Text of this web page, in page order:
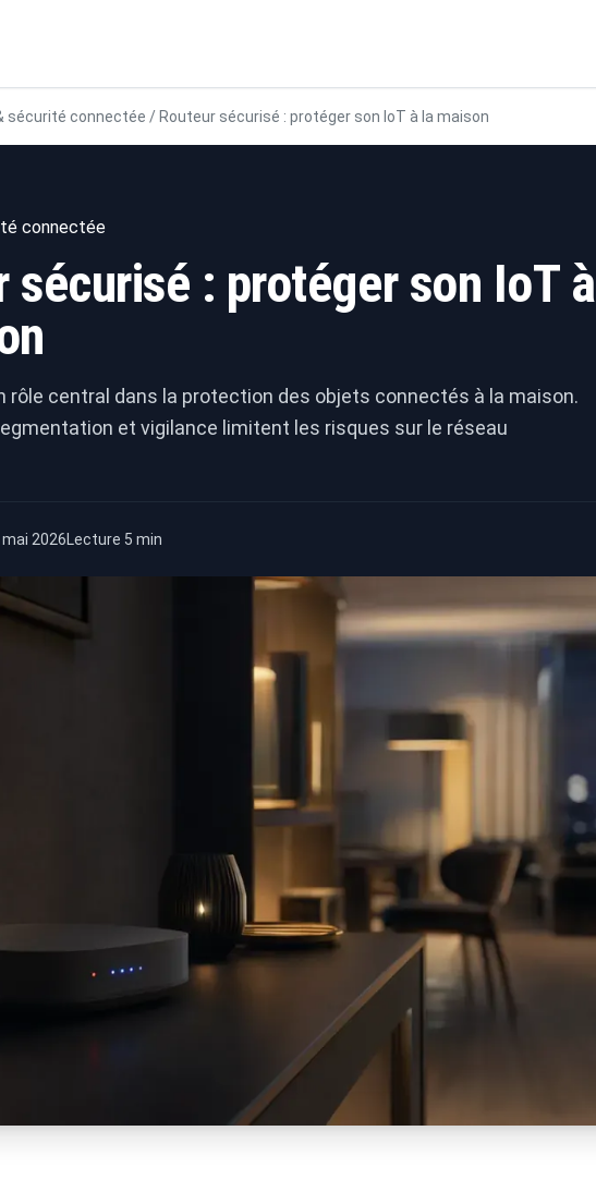
sécurité connectée / Routeur sécurisé : protéger son IoT à la maison
connectée
sécurisé : protéger son IoT à
rôle central dans la protection des objets connectés à la maison.
et vigilance limitent les risques sur le réseau
2026Lecture 5 min